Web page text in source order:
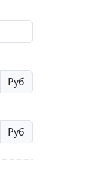
Руб
Руб